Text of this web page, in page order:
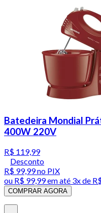
Batedeira Mondial
400W 220V
R$ 119,99
Desconto
R$ 99,99no PIX
ou R$ 99,99em até 3x de
COMPRAR AGORA